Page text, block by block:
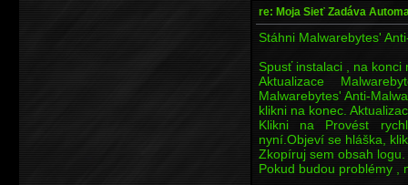
re: Moja Sieť Zadáva
Stáhni Malwarebytes'
Spusť instalaci , na konci
Aktualizace
Malwarebytes' Anti-
klikni na konec.
Klikni na Provést
nyní.Objeví se hláška,
Zkopíruj sem obsah logu.
Pokud budou problémy ,